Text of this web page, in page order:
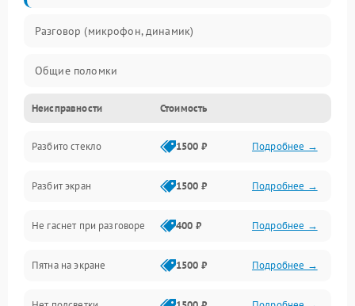
Разговор (микрофон, динамик)
Общие поломки
Проблемы связи
Камеры
Проблемы с дисплеем и сенсором
Зарядка
Проблемы с питанием, зарядкой и аккумулятором
Неисправности Стоимость
Разбито стекло 1500 ₽ Подробнее →
Разбит экран 1500 ₽ Подробнее →
Не гаснет при разговоре 400 ₽ Подробнее →
Пятна на экране 1500 ₽ Подробнее →